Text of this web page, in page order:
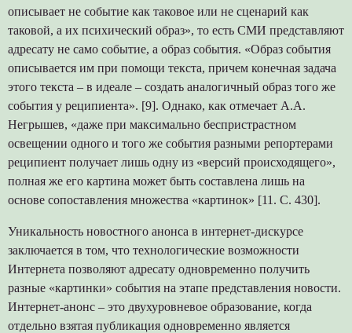
описывает не событие как таковое или не сценарий как
таковой, а их психический образ», то есть СМИ представляют
адресату не само событие, а образ события. «Образ события
описывается им при помощи текста, причем конечная задача
этого текста – в идеале – создать аналогичный образ того же
события у реципиента». [9]. Однако, как отмечает А.А.
Негрышев, «даже при максимально беспристрастном
освещении одного и того же события разными репортерами
реципиент получает лишь одну из «версий происходящего»,
полная же его картина может быть составлена лишь на
основе сопоставления множества «картинок» [11. С. 430].
Уникальность новостного анонса в интернет-дискурсе
заключается в том, что технологические возможности
Интернета позволяют адресату одновременно получить
разные «картинки» события на этапе представления новости.
Интернет-анонс – это двухуровневое образование, когда
отдельно взятая публикация одновременно является